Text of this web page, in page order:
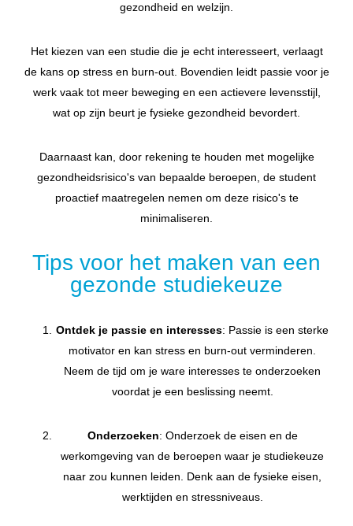
gezondheid en welzijn.
Het kiezen van een studie die je echt interesseert, verlaagt
de kans op stress en burn-out. Bovendien leidt passie voor je
werk vaak tot meer beweging en een actievere levensstijl,
wat op zijn beurt je fysieke gezondheid bevordert.
Daarnaast kan, door rekening te houden met mogelijke
gezondheidsrisico's van bepaalde beroepen, de student
proactief maatregelen nemen om deze risico's te
minimaliseren.
Tips voor het maken van een
gezonde studiekeuze
Ontdek je passie en interesses: Passie is een sterke
motivator en kan stress en burn-out verminderen.
Neem de tijd om je ware interesses te onderzoeken
voordat je een beslissing neemt.
Onderzoeken: Onderzoek de eisen en de
werkomgeving van de beroepen waar je studiekeuze
naar zou kunnen leiden. Denk aan de fysieke eisen,
werktijden en stressniveaus.